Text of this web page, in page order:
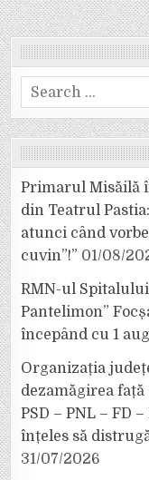
Search
for:
Primarul Misăilă
din Teatrul
atunci când
cuvin”!” 01/08/
RMN-ul
Pantelimon”
începând cu 1
Organizația
dezamăgirea
PSD – PNL – FD
înțeles să
31/07/2026